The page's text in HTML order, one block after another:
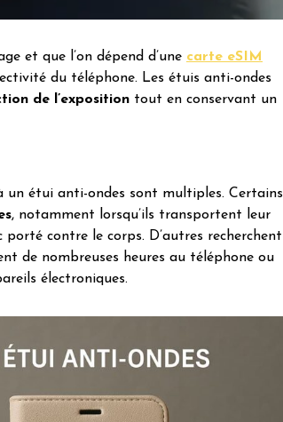
et que l’on dépend d’une carte eSIM
du téléphone. Les étuis anti-ondes
de l’exposition tout en conservant un
étui anti-ondes sont multiples. Certains
, notamment lorsqu’ils transportent leur
contre le corps. D’autres recherchent
de nombreuses heures au téléphone ou
électroniques.